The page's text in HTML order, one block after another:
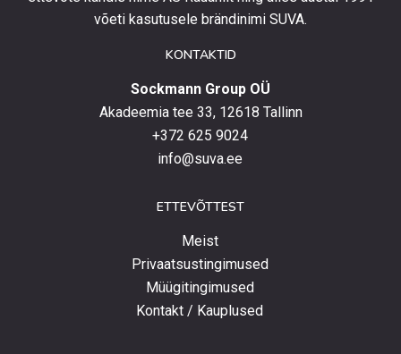
võeti kasutusele brändinimi SUVA.
KONTAKTID
Sockmann Group OÜ
Akadeemia tee 33, 12618 Tallinn
+372 625 9024
info@suva.ee
ETTEVÕTTEST
Meist
Privaatsustingimused
Müügitingimused
Kontakt / Kauplused